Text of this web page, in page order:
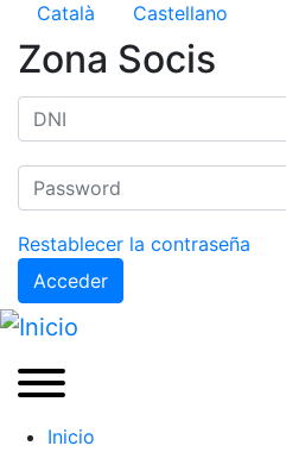
Català
Castellano
Zona Socis
Restablecer la contraseña
Acceder
Inicio